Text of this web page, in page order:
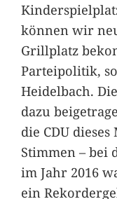
können wir
Grillplatz
Parteipolitik,
Heidelbach.
dazu
die CDU
Stimmen – bei
im Jahr 2016
ein